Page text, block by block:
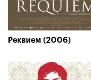
Реквием (2006)